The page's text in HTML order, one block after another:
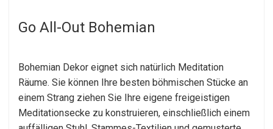
Go All-Out Bohemian
Bohemian Dekor eignet sich natürlich Meditation
Räume. Sie können Ihre besten böhmischen Stücke an
einem Strang ziehen Sie Ihre eigene freigeistigen
Meditationsecke zu konstruieren, einschließlich einem